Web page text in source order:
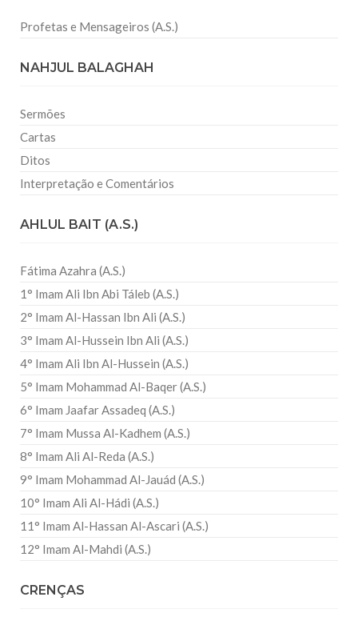
Profetas e Mensageiros (A.S.)
NAHJUL BALAGHAH
Sermões
Cartas
Ditos
Interpretação e Comentários
AHLUL BAIT (A.S.)
Fátima Azahra (A.S.)
1° Imam Ali Ibn Abi Táleb (A.S.)
2° Imam Al-Hassan Ibn Ali (A.S.)
3° Imam Al-Hussein Ibn Ali (A.S.)
4° Imam Ali Ibn Al-Hussein (A.S.)
5° Imam Mohammad Al-Baqer (A.S.)
6° Imam Jaafar Assadeq (A.S.)
7° Imam Mussa Al-Kadhem (A.S.)
8° Imam Ali Al-Reda (A.S.)
9° Imam Mohammad Al-Jauád (A.S.)
10° Imam Ali Al-Hádi (A.S.)
11° Imam Al-Hassan Al-Ascari (A.S.)
12° Imam Al-Mahdi (A.S.)
CRENÇAS